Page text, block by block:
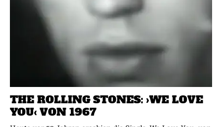
THE ROLLING STONES: ›WE LOVE
YOU‹ VON 1967